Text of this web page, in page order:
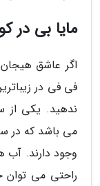
مایا بی در
اگر عاشق
می باشد که در
وجود دارند.
راحتی می توان